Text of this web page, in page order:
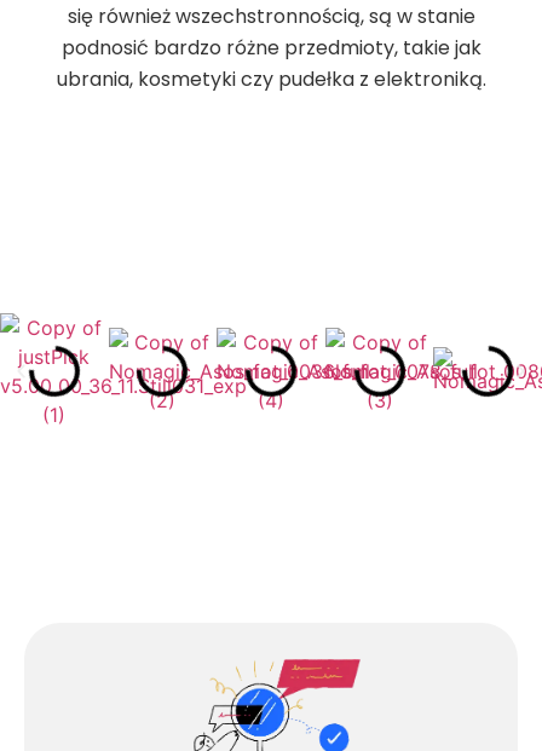
się również wszechstronnością, są w stanie
podnosić bardzo różne przedmioty, takie jak
ubrania, kosmetyki czy pudełka z elektroniką.